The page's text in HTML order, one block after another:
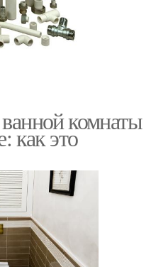
комнаты
как это